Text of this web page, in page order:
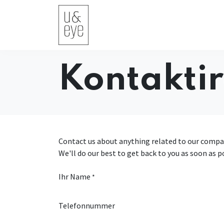
Contact us about anything related to our
We'll do our best to get back to you as soon as
Ihr Name *
Telefonnummer